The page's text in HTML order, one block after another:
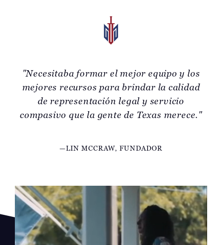
"Necesitaba formar el mejor equipo y los
mejores recursos para brindar la calidad
de representación legal y servicio
compasivo que la gente de Texas merece."
—LIN MCCRAW, FUNDADOR